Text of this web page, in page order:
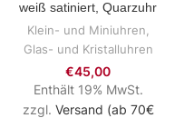
weiß satiniert, Quarzuhr
Klein- und Miniuhren
Glas- und Kristalluhren
€45,00
Enthält 19% MwSt.
zzgl. Versand (ab 70€